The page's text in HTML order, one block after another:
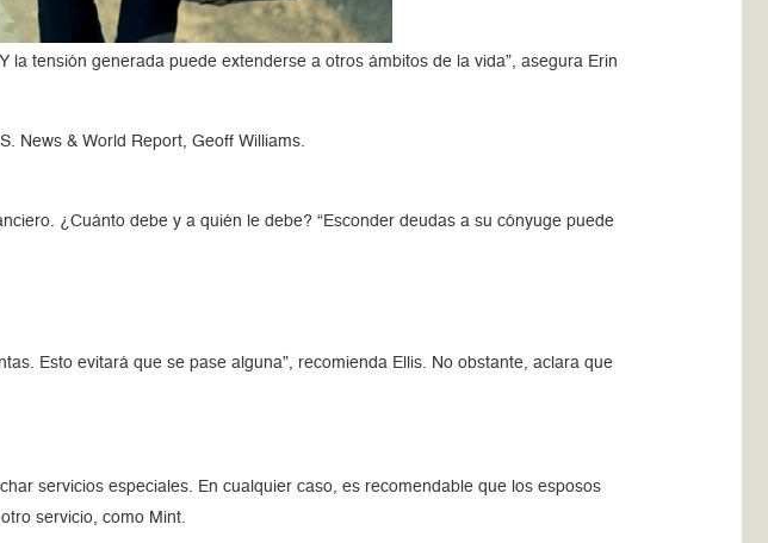
tensión generada puede extenderse a otros ámbitos de la vida”, asegura Erin
News & World Report, Geoff Williams.
¿Cuánto debe y a quién le debe? “Esconder deudas a su cónyuge puede
Esto evitará que se pase alguna”, recomienda Ellis. No obstante, aclara que
servicios especiales. En cualquier caso, es recomendable que los esposos
servicio, como Mint.